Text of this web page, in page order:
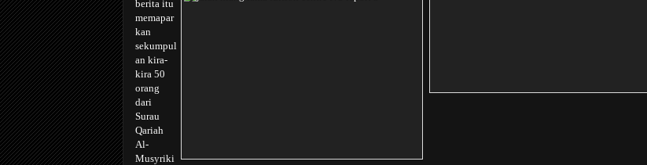
berita itu
memapar
kan
sekumpul
an kira-
kira 50
orang
dari
Surau
Qariah
Al-
Musyriki